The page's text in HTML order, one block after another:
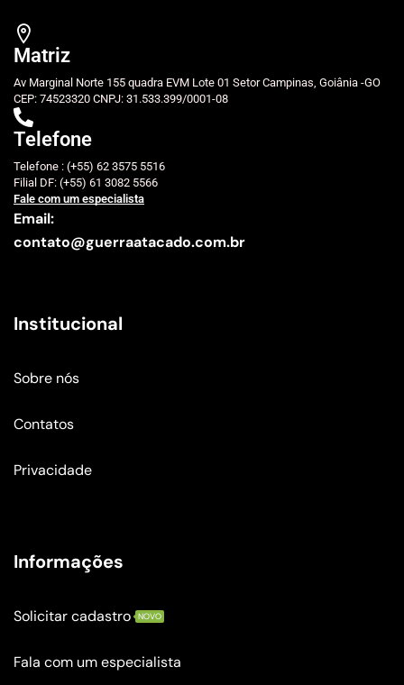
Matriz
Av Marginal Norte 155 quadra EVM Lote 01 Setor Campinas, Goiânia -GO
CEP: 74523320 CNPJ: 31.533.399/0001-08
Telefone
Telefone : (+55) 62 3575 5516
Filial DF: (+55) 61 3082 5566
Fale com um especialista
Email:
contato@guerraatacado.com.br
Institucional
Sobre nós
Contatos
Privacidade
Informações
Solicitar cadastro NOVO
Fala com um especialista